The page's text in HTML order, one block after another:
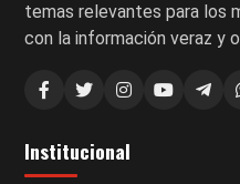
temas relevantes para los
con la información veraz y
Institucional